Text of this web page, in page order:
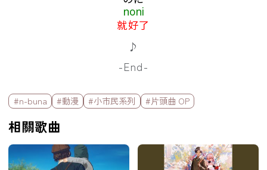
noni
就好了
♪
-End-
標籤欄
#n-buna #動漫 #小市民系列 #片頭曲 OP
相關歌曲